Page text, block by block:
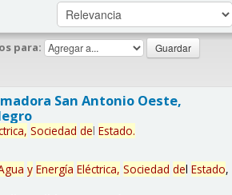
para:
San Antonio Oeste,
Sociedad del Estado.
y Energía Eléctrica, Sociedad del Estado,